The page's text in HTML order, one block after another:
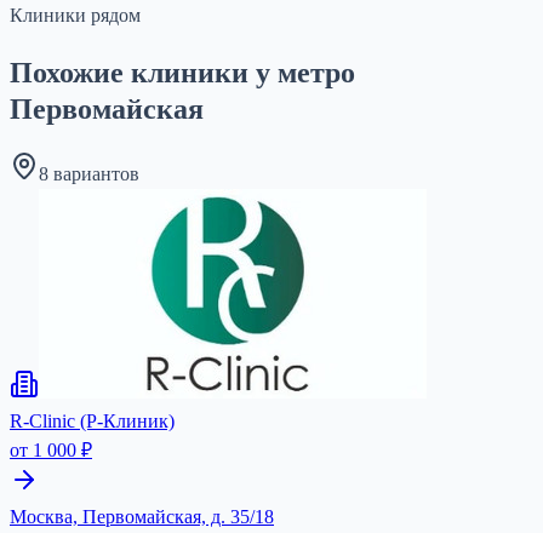
Клиники рядом
Похожие клиники у метро
Первомайская
8 вариантов
R-Clinic (Р-Клиник)
от 1 000 ₽
Москва, Первомайская, д. 35/18